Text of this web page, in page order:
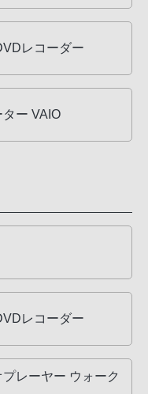
レコーダー
ー VAIO
レコーダー
レーヤー ウォーク